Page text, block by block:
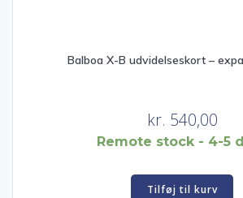
Balboa X-B udvidelseskort –
kr. 540,00
Remote stock - 4-5
Tilføj til kurv